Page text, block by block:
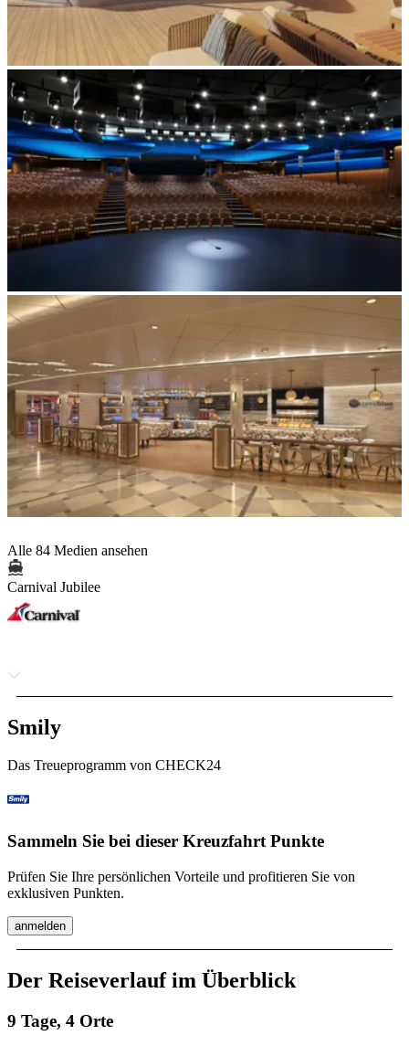
Alle 84 Medien ansehen
Carnival Jubilee
Smily
Das Treueprogramm von CHECK24
Sammeln Sie bei dieser Kreuzfahrt Punkte
Prüfen Sie Ihre persönlichen Vorteile und profitieren Sie von
exklusiven Punkten.
anmelden
Der Reiseverlauf im Überblick
9 Tage, 4 Orte